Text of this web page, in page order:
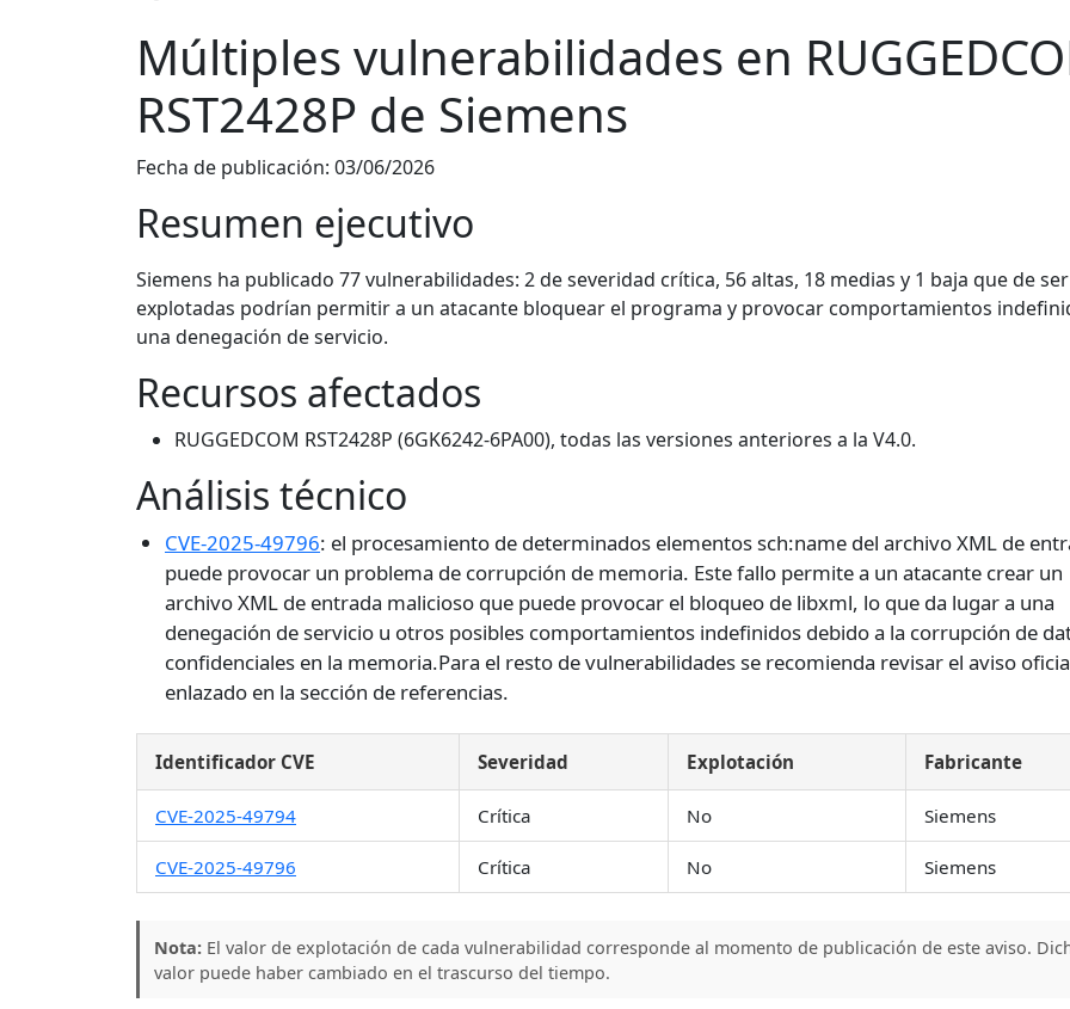
Múltiples vulnerabilidades en
RST2428P de Siemens
Fecha de publicación: 03/06/2026
Resumen ejecutivo
Siemens ha publicado 77 vulnerabilidades: 2 de severidad crítica, 56 altas, 18 medias y 1 baja que de ser
explotadas podrían permitir a un atacante bloquear el programa y provocar comportamientos
una denegación de servicio.
Recursos afectados
RUGGEDCOM RST2428P (6GK6242-6PA00), todas las versiones anteriores a la V4.0.
Análisis técnico
CVE-2025-49796: el procesamiento de determinados elementos sch:name del archivo XML de
puede provocar un problema de corrupción de memoria. Este fallo permite a un atacante crear un
archivo XML de entrada malicioso que puede provocar el bloqueo de libxml, lo que da lugar a una
denegación de servicio u otros posibles comportamientos indefinidos debido a la corrupción de
confidenciales en la memoria.Para el resto de vulnerabilidades se recomienda revisar el aviso
enlazado en la sección de referencias.
Identificador CVE Severidad Explotación Fabricante
CVE-2025-49794 Crítica No Siemens
CVE-2025-49796 Crítica No Siemens
Nota:El valor de explotación de cada vulnerabilidad corresponde al momento de publicación de este aviso.
valor puede haber cambiado en el trascurso del tiempo.